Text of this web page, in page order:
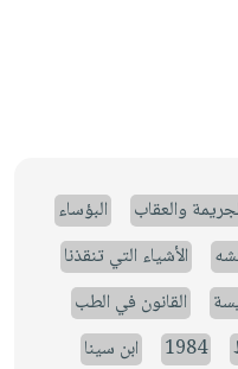
والعقاب
البؤساء
الأشياء التي تنقذنا
القانون في الطب
1984
ابن سينا